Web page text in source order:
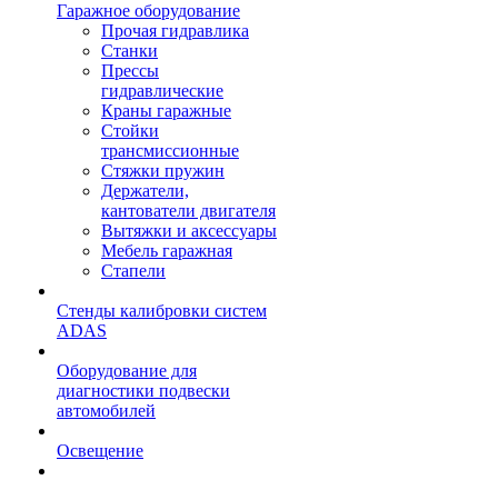
Гаражное оборудование
Прочая гидравлика
Станки
Прессы
гидравлические
Краны гаражные
Стойки
трансмиссионные
Стяжки пружин
Держатели,
кантователи двигателя
Вытяжки и аксессуары
Мебель гаражная
Стапели
Стенды калибровки систем
ADAS
Оборудование для
диагностики подвески
автомобилей
Освещение